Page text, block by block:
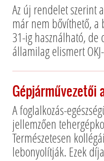
Az új rendelet szerint
már nem bővíthető, a
31-ig használható, de
államilag elismert
Gépjárművezetői
A foglalkozás-
jellemzően
Természetesen
lebonyolítják. Ezek